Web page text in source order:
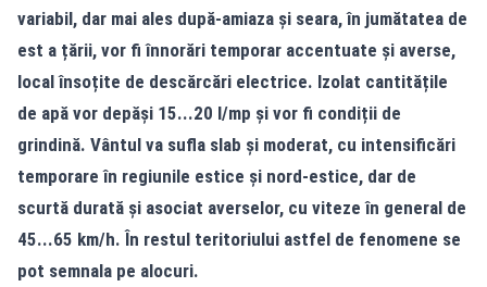
variabil, dar mai ales după-amiaza și seara, în jumătatea de
est a țării, vor fi înnorări temporar accentuate și averse,
local însoțite de descărcări electrice. Izolat cantitățile
de apă vor depăși 15...20 l/mp și vor fi condiții de
grindină. Vântul va sufla slab și moderat, cu intensificări
temporare în regiunile estice și nord-estice, dar de
scurtă durată și asociat averselor, cu viteze în general de
45...65 km/h. În restul teritoriului astfel de fenomene se
pot semnala pe alocuri.